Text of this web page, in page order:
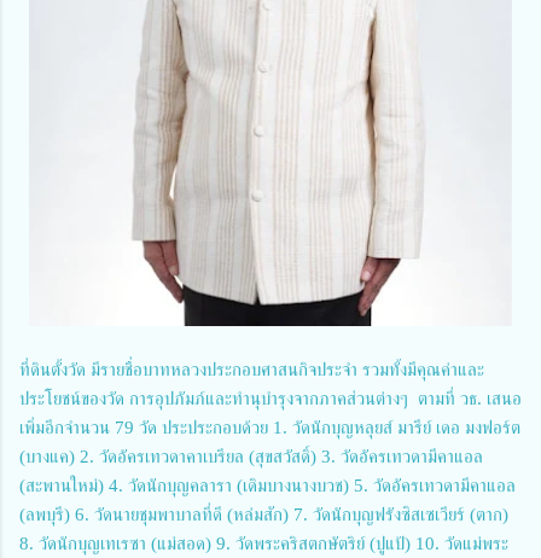
ที่ดินตั้งวัด มีรายชื่อบาทหลวงประกอบศาสนกิจประจำ รวมทั้งมีคุณค่าและ
ประโยชน์ของวัด การอุปภัมภ์และทำนุบำรุงจากภาคส่วนต่างๆ ตามที่ วธ. เสนอ
เพิ่มอีกจำนวน 79 วัด ประประกอบด้วย 1. วัดนักบุญหลุยส์ มารีย์ เดอ มงฟอร์ต
(บางแค) 2. วัดอัครเทวดาคาเบรียล (สุขสวัสดิ์) 3. วัดอัครเทวดามีคาแอล
(สะพานใหม่) 4. วัดนักบุญคลารา (เดิมบางนางบวช) 5. วัดอัครเทวดามีคาแอล
(ลพบุรี) 6. วัดนายชุมพาบาลที่ดี (หล่มสัก) 7. วัดนักบุญฟรังซิสเซเวียร์ (ตาก)
8. วัดนักบุญเทเรซา (แม่สอด) 9. วัดพระคริสตกษัตริย์ (ปูแป้) 10. วัดแม่พระ